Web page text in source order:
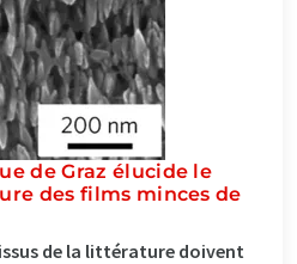
de Graz élucide le
des films minces de
de la littérature doivent